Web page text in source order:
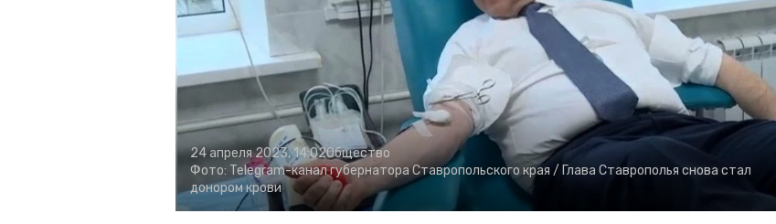
24 апреля 2023, 14:02Общество
Фото: Telegram-канал губернатора Ставропольского края / Глава Ставрополья снова стал
донором крови